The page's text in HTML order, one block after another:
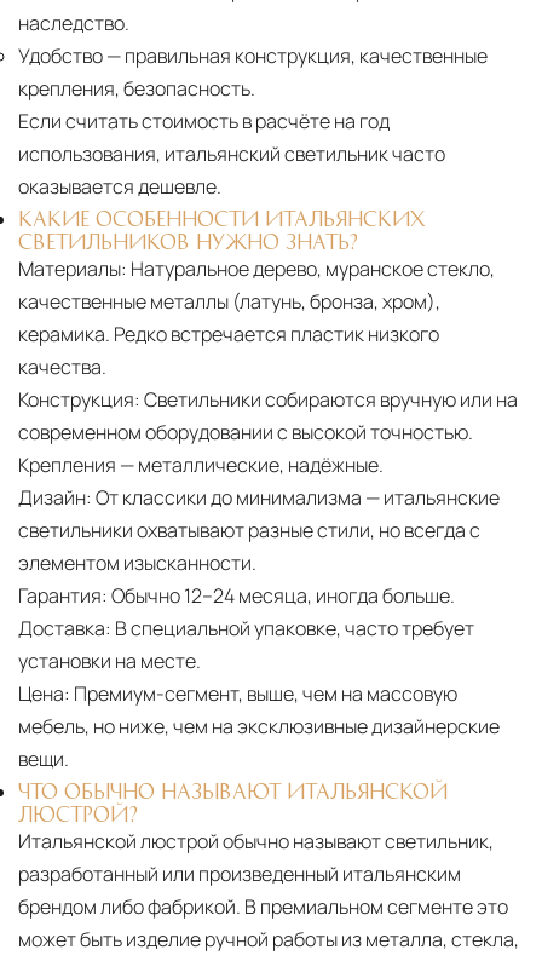
наследство.
Удобство— правильная конструкция, качественные
крепления, безопасность.
Если считать стоимость в расчёте на год
использования, итальянский светильник часто
оказывается дешевле.
КАКИЕ ОСОБЕННОСТИ ИТАЛЬЯНСКИХ
СВЕТИЛЬНИКОВ НУЖНО ЗНАТЬ?
Материалы: Натуральное дерево, муранское стекло,
качественные металлы (латунь, бронза, хром),
керамика. Редко встречается пластик низкого
качества.
Конструкция: Светильники собираются вручную или на
современном оборудовании с высокой точностью.
Крепления — металлические, надёжные.
Дизайн: От классики до минимализма — итальянские
светильники охватывают разные стили, но всегда с
элементом изысканности.
Гарантия: Обычно 12–24 месяца, иногда больше.
Доставка: В специальной упаковке, часто требует
установки на месте.
Цена: Премиум-сегмент, выше, чем на массовую
мебель, но ниже, чем на эксклюзивные дизайнерские
вещи.
ЧТО ОБЫЧНО НАЗЫВАЮТ ИТАЛЬЯНСКОЙ
ЛЮСТРОЙ?
Итальянской люстрой обычно называют светильник,
разработанный или произведенный итальянским
брендом либо фабрикой. В премиальном сегменте это
может быть изделие ручной работы из металла, стекла,